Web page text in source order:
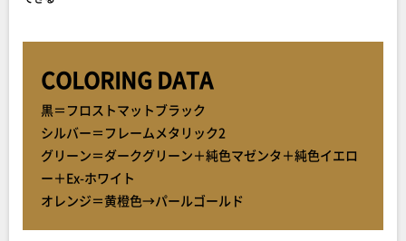
COLORING DATA
黒＝フロストマットブラック
シルバー＝フレームメタリック2
グリーン＝ダークグリーン＋純色マゼンタ＋純色イエロ
ー＋Ex-ホワイト
オレンジ＝黄橙色→パールゴールド